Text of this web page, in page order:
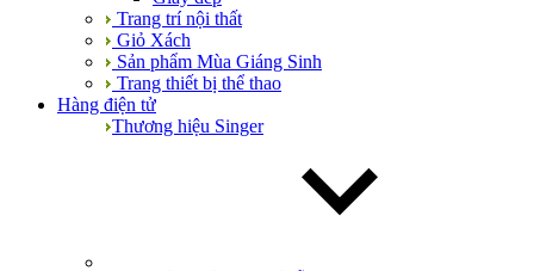
Trang trí nội thất
Giỏ Xách
Sản phẩm Mùa Giáng Sinh
Trang thiết bị thể thao
Hàng điện tử
Thương hiệu Singer